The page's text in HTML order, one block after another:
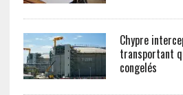
Chypre
transportant
congelés